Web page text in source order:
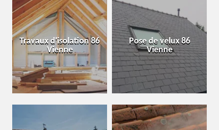
Travaux d'isolation 86
Vienne
Pose de velux 86
Vienne